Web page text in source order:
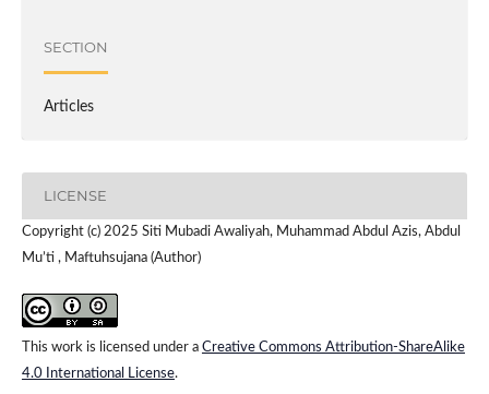
SECTION
Articles
LICENSE
Copyright (c) 2025 Siti Mubadi Awaliyah, Muhammad Abdul Azis, Abdul
Mu’ti , Maftuhsujana (Author)
This work is licensed under a Creative Commons Attribution-ShareAlike
4.0 International License.